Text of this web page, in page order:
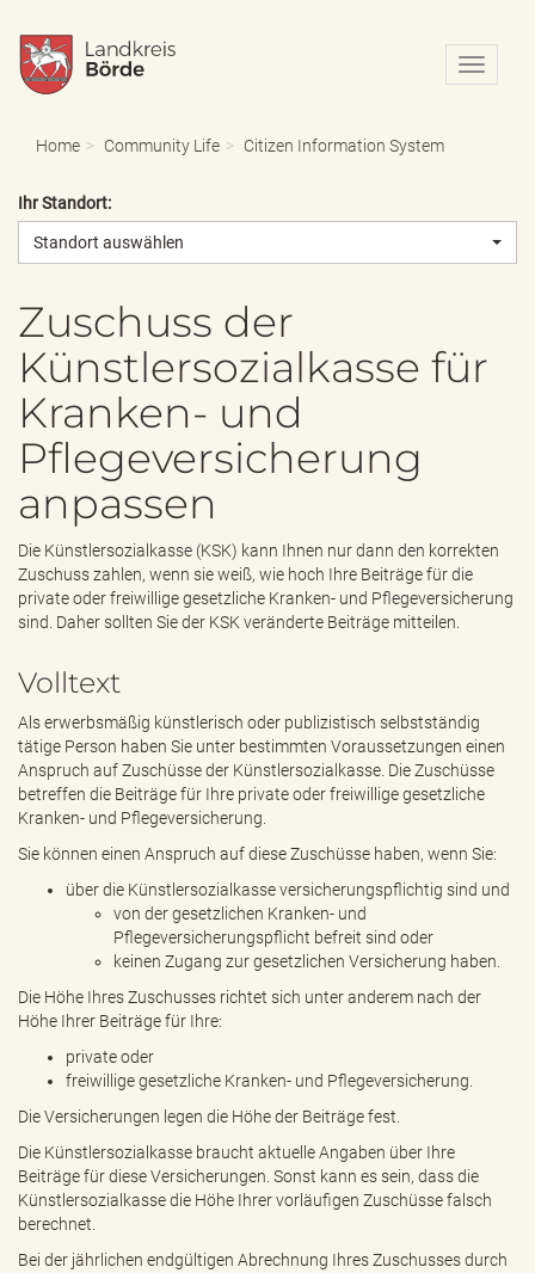
N
a
o
-
e
n
d
Home Community Life Citizen Information System
Ihr Standort:
Standort auswählen
Zuschuss der
Künstlersozialkasse für
Kranken- und
Pflegeversicherung
anpassen
Die Künstlersozialkasse (KSK) kann Ihnen nur dann den korrekten
Zuschuss zahlen, wenn sie weiß, wie hoch Ihre Beiträge für die
private oder freiwillige gesetzliche Kranken- und Pflegeversicherung
sind. Daher sollten Sie der KSK veränderte Beiträge mitteilen.
Volltext
Als erwerbsmäßig künstlerisch oder publizistisch selbstständig
tätige Person haben Sie unter bestimmten Voraussetzungen einen
Anspruch auf Zuschüsse der Künstlersozialkasse. Die Zuschüsse
betreffen die Beiträge für Ihre private oder freiwillige gesetzliche
Kranken- und Pflegeversicherung.
Sie können einen Anspruch auf diese Zuschüsse haben, wenn Sie:
über die Künstlersozialkasse versicherungspflichtig sind und
von der gesetzlichen Kranken- und
Pflegeversicherungspflicht befreit sind oder
keinen Zugang zur gesetzlichen Versicherung haben.
Die Höhe Ihres Zuschusses richtet sich unter anderem nach der
Höhe Ihrer Beiträge für Ihre:
private oder
freiwillige gesetzliche Kranken- und Pflegeversicherung.
Die Versicherungen legen die Höhe der Beiträge fest.
Die Künstlersozialkasse braucht aktuelle Angaben über Ihre
Beiträge für diese Versicherungen. Sonst kann es sein, dass die
Künstlersozialkasse die Höhe Ihrer vorläufigen Zuschüsse falsch
berechnet.
Bei der jährlichen endgültigen Abrechnung Ihres Zuschusses durch